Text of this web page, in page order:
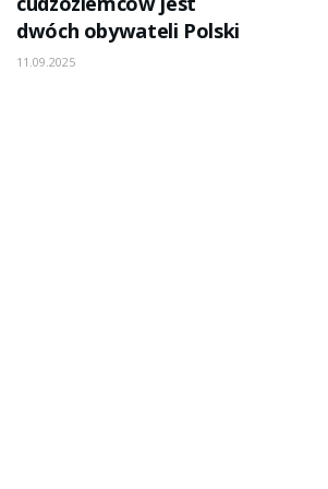
dwóch obywateli Polski
11.09.2025